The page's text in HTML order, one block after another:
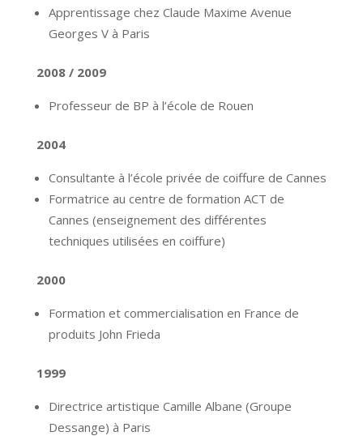
Apprentissage chez Claude Maxime Avenue
Georges V à Paris
2008 / 2009
Professeur de BP à l’école de Rouen
2004
Consultante à l’école privée de coiffure de Cannes
Formatrice au centre de formation ACT de
Cannes (enseignement des différentes
techniques utilisées en coiffure)
2000
Formation et commercialisation en France de
produits John Frieda
1999
Directrice artistique Camille Albane (Groupe
Dessange) à Paris